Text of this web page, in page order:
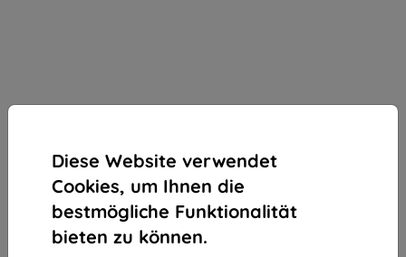
Diese Website verwendet
Cookies, um Ihnen die
bestmögliche Funktionalität
bieten zu können.
Puluz
Puluz J-Hook-Halterung für Sportkameras (2x)
Produktbeschreibung